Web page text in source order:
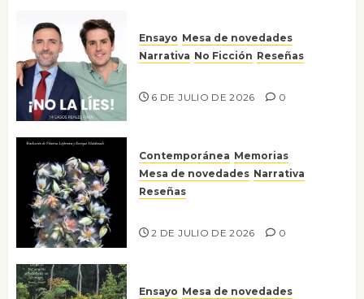
Ensayo Mesa de novedades
Narrativa No Ficción Reseñas
6 DE JULIO DE 2026 0
Contemporánea Memorias
Mesa de novedades Narrativa
Reseñas
2 DE JULIO DE 2026 0
Ensayo Mesa de novedades